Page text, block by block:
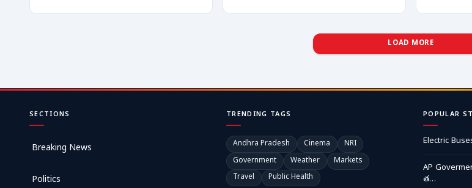
LOAD MORE
SECTIONS
Breaking News
Politics
TRENDING TAGS
Andhra Pradesh Cinema
NRI
Government
Weather
Markets
Travel
Public Health
POPULAR
Electric
AP
త…